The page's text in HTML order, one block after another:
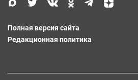
Полная версия сайта
Редакционная политика